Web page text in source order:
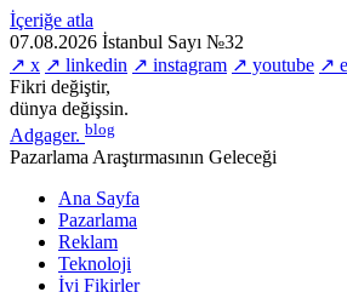
İçeriğe atla
07.08.2026 İstanbul Sayı №32
↗ x ↗ linkedin ↗ instagram ↗ youtube ↗
Fikri değiştir,
dünya değişsin.
Adgager. blog
Pazarlama Araştırmasının Geleceği
Ana Sayfa
Pazarlama
Reklam
Teknoloji
İyi Fikirler